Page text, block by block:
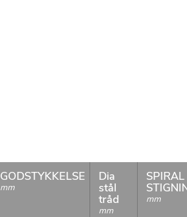
GODSTYKKELSE
mm
Dia
stål
tråd
mm
SPIRAL
mm